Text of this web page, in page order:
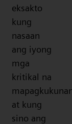
eksakto
kung
nasaan
ang iyong
mga
kritikal na
at kung
sino ang